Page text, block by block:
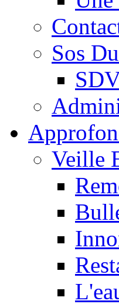
Sos
Veille